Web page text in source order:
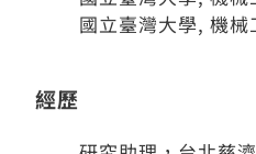
國立臺灣大學, 機
經歷